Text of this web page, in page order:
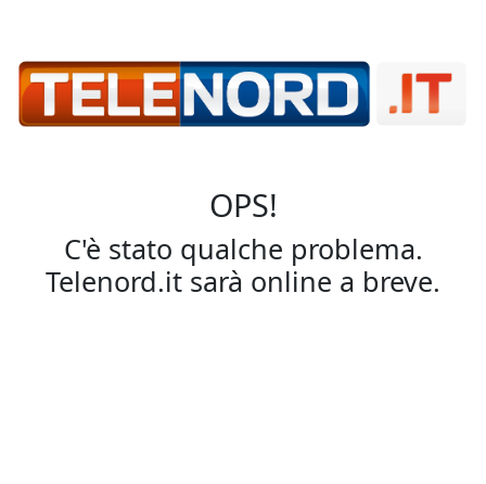
OPS!
C'è stato qualche problema.
Telenord.it sarà online a breve.